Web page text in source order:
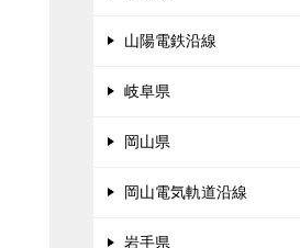
山陽電鉄沿線
岐阜県
岡山県
岡山電気軌道沿線
岩手県